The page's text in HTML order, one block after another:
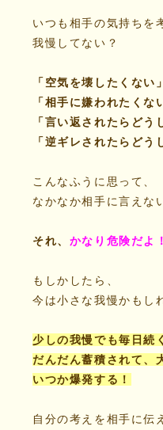
いつも相手の気持ちを
我慢してない？
「空気を壊したくない」
「相手に嫌われたくな
「言い返されたらどう
「逆ギレされたらどう
こんなふうに思って、
なかなか相手に言えな
それ、 かなり危険だよ！
もしかしたら、
今は小さな我慢かもし
少しの我慢でも毎日続
だんだん蓄積されて、
いつか爆発する！
自分の考えを相手に伝